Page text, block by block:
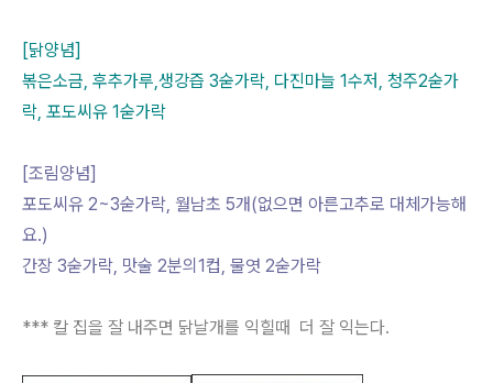
[닭양념]
볶은소금, 후추가루,생강즙 3숟가락, 다진마늘 1수저, 청주2숟가
락, 포도씨유 1숟가락
[조림양념]
포도씨유 2~3숟가락, 월남초 5개(없으면 아른고추로 대체가능해
요.)
간장 3숟가락, 맛술 2분의1컵, 물엿 2숟가락
*** 칼 집을 잘 내주면 닭날개를 익힐때 더 잘 익는다.